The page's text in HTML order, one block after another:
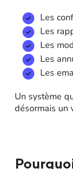
Les
Les
Les
Les
Les
Un système
désormais un